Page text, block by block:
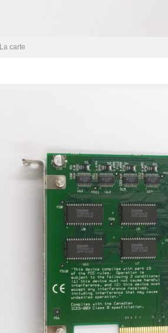
La carte